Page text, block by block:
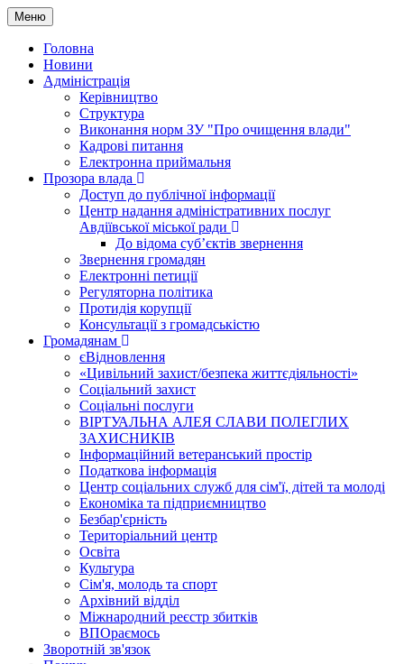
Меню
Головна
Новини
Адміністрація
Керівництво
Структура
Виконання норм ЗУ "Про очищення влади"
Кадрові питання
Електронна приймальня
Прозора влада
Доступ до публічної інформації
Центр надання адміністративних послуг
Авдіївської міської ради
До відома суб’єктів звернення
Звернення громадян
Електронні петиції
Регуляторна політика
Протидія корупції
Консультації з громадськістю
Громадянам
єВідновлення
«Цивільний захист/безпека життєдіяльності»
Соціальний захист
Соціальні послуги
ВІРТУАЛЬНА АЛЕЯ СЛАВИ ПОЛЕГЛИХ
ЗАХИСНИКІВ
Інформаційний ветеранський простір
Податкова інформація
Центр соціальних служб для сім'ї, дітей та молоді
Економіка та підприємництво
Безбар'єрність
Територіальний центр
Освіта
Культура
Сім'я, молодь та спорт
Архівний відділ
Міжнародний реєстр збитків
ВПОраємось
Зворотній зв'язок